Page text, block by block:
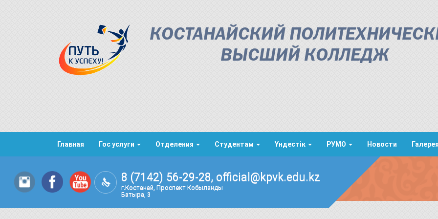
КОСТАНАЙСКИЙ
ВЫСШИЙ КОЛЛЕДЖ
Главная Гос услуги Отделения Студентам Үндестік РУМО Новости Галерея
8 (7142) 56-29-28, official@kpvk.edu.kz
г.Костанай, Проспект Кобыланды
Батыра, 3